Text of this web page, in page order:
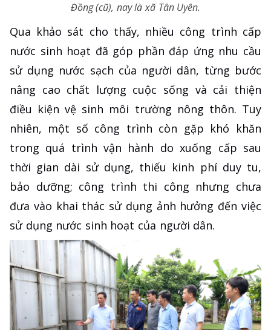
Đồng (cũ), nay là xã Tân Uyên.
Qua khảo sát cho thấy, nhiều công trình cấp
nước sinh hoạt đã góp phần đáp ứng nhu cầu
sử dụng nước sạch của người dân, từng bước
nâng cao chất lượng cuộc sống và cải thiện
điều kiện vệ sinh môi trường nông thôn. Tuy
nhiên, một số công trình còn gặp khó khăn
trong quá trình vận hành do xuống cấp sau
thời gian dài sử dụng, thiếu kinh phí duy tu,
bảo dưỡng; công trình thi công nhưng chưa
đưa vào khai thác sử dụng ảnh hưởng đến việc
sử dụng nước sinh hoạt của người dân.